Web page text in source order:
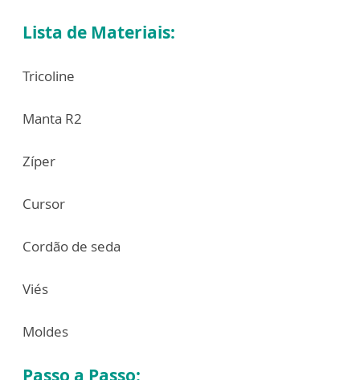
Lista de Materiais:
Tricoline
Manta R2
Zíper
Cursor
Cordão de seda
Viés
Moldes
Passo a Passo: